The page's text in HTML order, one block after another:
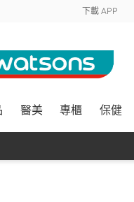
下載 APP
醫美 專櫃 保健